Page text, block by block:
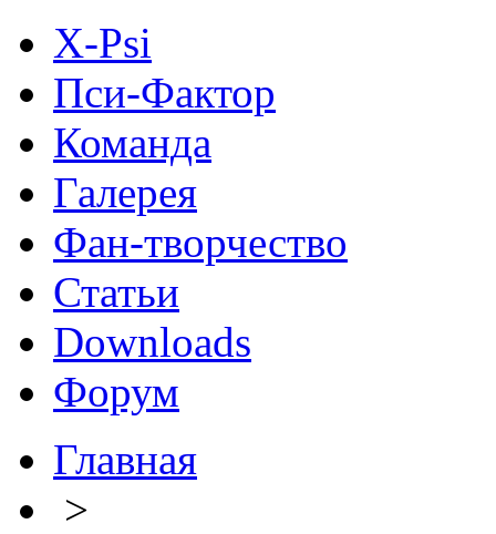
X-Psi
Пси-Фактор
Команда
Галерея
Фан-творчество
Статьи
Downloads
Форум
Главная
>